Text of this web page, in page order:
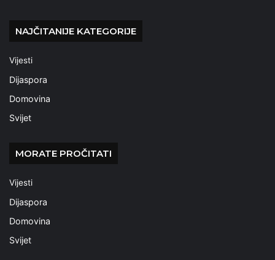
NAJČITANIJE KATEGORIJE
Vijesti
Dijaspora
Domovina
Svijet
MORATE PROČITATI
Vijesti
Dijaspora
Domovina
Svijet